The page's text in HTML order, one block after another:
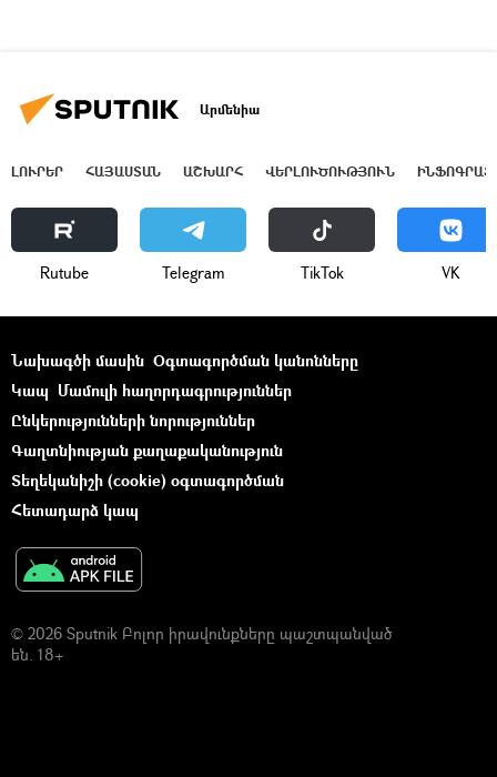
Արմենիա
ԼՈՒՐԵՐ ՀԱՅԱՍՏԱՆ ԱՇԽԱՐՀ ՎԵՐԼՈՒԾՈՒԹՅՈՒՆ
Rutube Telegram ТikТоk VK
Նախագծի մասին Օգտագործման կանոնները
Կապ Մամուլի հաղորդագրություններ
Ընկերությունների նորություններ
Գաղտնիության քաղաքականություն
Տեղեկանիշի (cookie) օգտագործման
Հետադարձ կապ
© 2026 Sputnik Բոլոր իրավունքները պաշտպանված
են. 18+